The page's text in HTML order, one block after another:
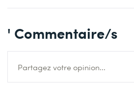
' Commentaire/s
Partagez votre opinion...